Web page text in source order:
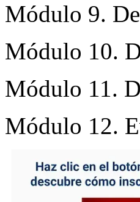
Módulo 9.
Módulo 10.
Módulo 11.
Módulo 12.